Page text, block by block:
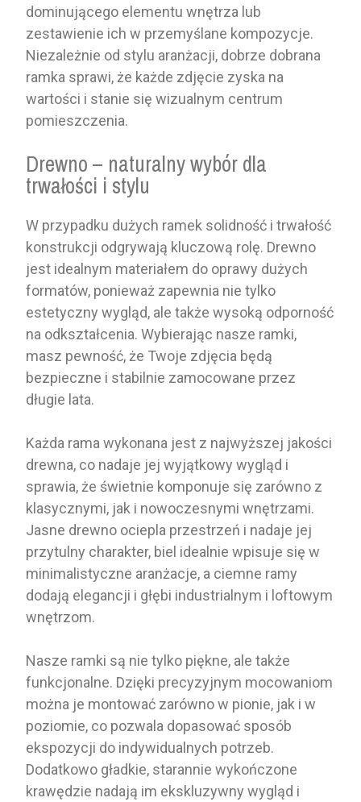
dominującego elementu wnętrza lub
zestawienie ich w przemyślane kompozycje.
Niezależnie od stylu aranżacji, dobrze dobrana
ramka sprawi, że każde zdjęcie zyska na
wartości i stanie się wizualnym centrum
pomieszczenia.
Drewno – naturalny wybór dla
trwałości i stylu
W przypadku dużych ramek solidność i trwałość
konstrukcji odgrywają kluczową rolę. Drewno
jest idealnym materiałem do oprawy dużych
formatów, ponieważ zapewnia nie tylko
estetyczny wygląd, ale także wysoką odporność
na odkształcenia. Wybierając nasze ramki,
masz pewność, że Twoje zdjęcia będą
bezpieczne i stabilnie zamocowane przez
długie lata.
Każda rama wykonana jest z najwyższej jakości
drewna, co nadaje jej wyjątkowy wygląd i
sprawia, że świetnie komponuje się zarówno z
klasycznymi, jak i nowoczesnymi wnętrzami.
Jasne drewno ociepla przestrzeń i nadaje jej
przytulny charakter, biel idealnie wpisuje się w
minimalistyczne aranżacje, a ciemne ramy
dodają elegancji i głębi industrialnym i loftowym
wnętrzom.
Nasze ramki są nie tylko piękne, ale także
funkcjonalne. Dzięki precyzyjnym mocowaniom
można je montować zarówno w pionie, jak i w
poziomie, co pozwala dopasować sposób
ekspozycji do indywidualnych potrzeb.
Dodatkowo gładkie, starannie wykończone
krawędzie nadają im ekskluzywny wygląd i